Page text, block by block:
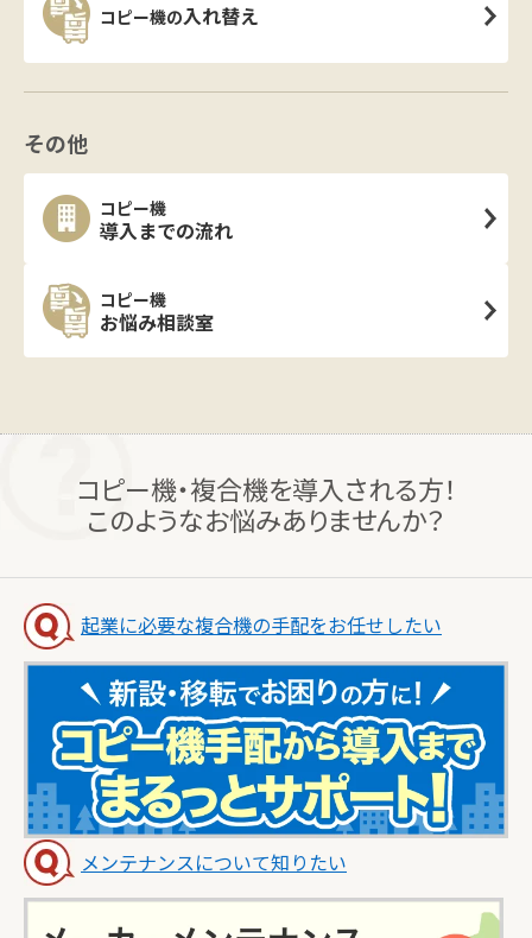
コピー機の入れ替え
その他
コピー機
導入までの流れ
コピー機
お悩み相談室
コピー機・複合機を導入される方！
このようなお悩みありませんか？
起業に必要な複合機の手配をお任せしたい
メンテナンスについて知りたい